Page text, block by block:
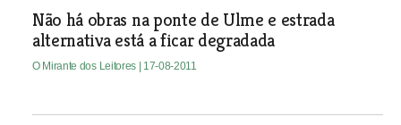
Não há obras na ponte de Ulme e estrada
alternativa está a ficar degradada
O Mirante dos Leitores | 17-08-2011